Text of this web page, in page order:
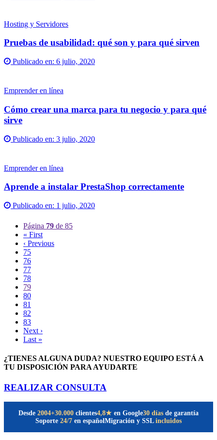
Hosting y Servidores
Pruebas de usabilidad: qué son y para qué sirven
Publicado en: 6 julio, 2020
Emprender en línea
Cómo crear una marca para tu negocio y para qué
sirve
Publicado en: 3 julio, 2020
Emprender en línea
Aprende a instalar PrestaShop correctamente
Publicado en: 1 julio, 2020
Página 79 de 85
« First
‹ Previous
75
76
77
78
79
80
81
82
83
Next ›
Last »
¿TIENES ALGUNA DUDA? NUESTRO EQUIPO ESTÁ A
TU DISPOSICIÓN PARA AYUDARTE
REALIZAR CONSULTA
Desde 2004+30.000 clientes4,8★ en Google30 días de garantía
Soporte 24/7 en españolMigración y SSL incluidos